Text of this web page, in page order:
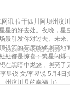
讯 位于四川阿坝州汶
星的好去处。夜晚，星
景引发你对过去、未来
银河的亮度能够照亮地
处都是惊喜；繁星闪烁
在黑暗中燃烧，照亮了
昱锐 文/李昱锐 5月4日
州汶川县的幸福山）
2024年05月06日 15:55